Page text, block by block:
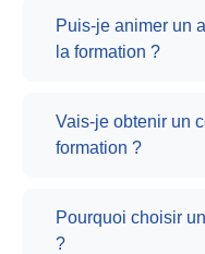
Puis-je animer un
la formation ?
Vais-je obtenir un
formation ?
Pourquoi choisir
?